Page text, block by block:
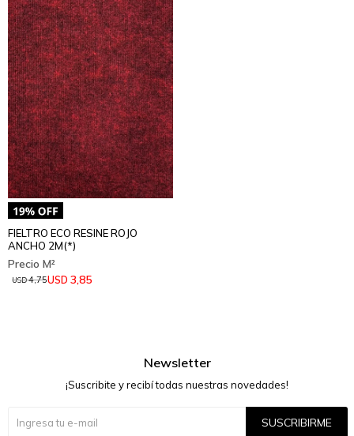
FIELTRO ECO RESINE ROJO
ANCHO 2M(*)
USD 3,85
USD4,75
Newsletter
¡Suscribite y recibí todas nuestras novedades!
SUSCRIBIRME